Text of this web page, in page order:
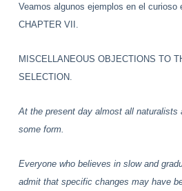
Veamos algunos ejemplos en el curioso
CHAPTER VII.
MISCELLANEOUS OBJECTIONS TO
SELECTION.
At the present day almost all naturalists
some form.
Everyone who believes in slow and
admit that specific changes may have